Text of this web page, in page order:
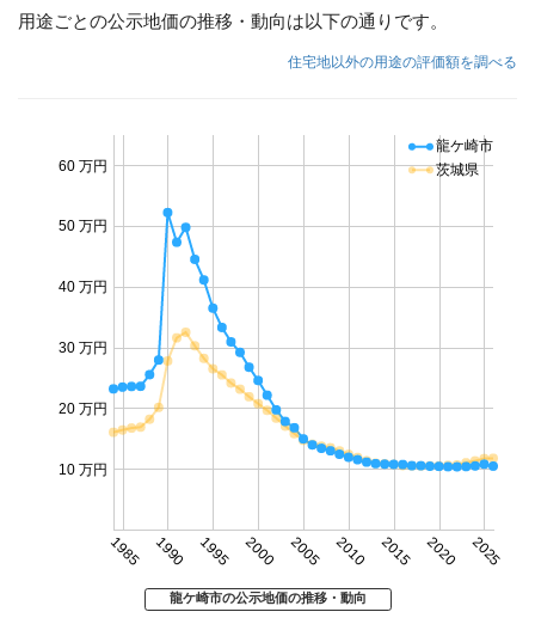
用途ごとの公示地価の推移・動向は以下の通りです。
住宅地以外の用途の評価額を調べる
1985 1990 1995 2000 2005 2010 2015 2020 2025
10 万円
20 万円
30 万円
40 万円
50 万円
60 万円
龍ケ崎市
茨城県
龍ケ崎市の公示地価の推移・動向